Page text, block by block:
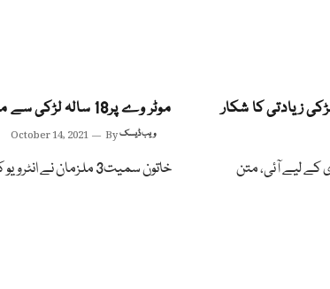
زیادتی کا شکار
کے لیے آئی، متن
موٹر وے پر18 سالہ لڑکی سے مبینہ زیادتی، ایک ملزم گرفتار، دو فرار
October 14, 2021 Byویب ڈیسک
خاتون سمیت3 ملزمان نے انٹرویو کے لیے بلایا تھا، لڑکی کا الزام